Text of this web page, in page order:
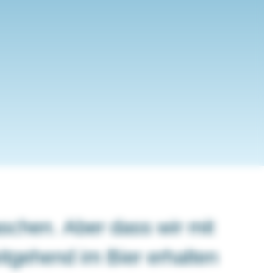
Aber dass wir mit
im Bier erhalten